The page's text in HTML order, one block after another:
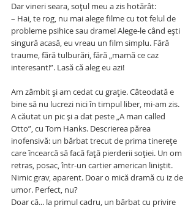
Dar vineri seara, soțul meu a zis hotărât:
– Hai, te rog, nu mai alege filme cu tot felul de
probleme psihice sau drame! Alege-le când ești
singură acasă, eu vreau un film simplu. Fără
traume, fără tulburări, fără „mamă ce caz
interesant!”. Lasă că aleg eu azi!
Am zâmbit și am cedat cu grație. Câteodată e
bine să nu lucrezi nici în timpul liber, mi-am zis.
A căutat un pic și a dat peste „A man called
Otto”, cu Tom Hanks. Descrierea părea
inofensivă: un bărbat trecut de prima tinerețe
care încearcă să facă față pierderii soției. Un om
retras, posac, într-un cartier american liniștit.
Nimic grav, aparent. Doar o mică dramă cu iz de
umor. Perfect, nu?
Doar că... la primul cadru, un bărbat cu privire